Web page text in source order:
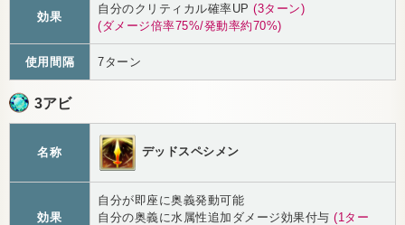
効果
自分のクリティカル確率UP (3ターン)
(ダメージ倍率75%/発動率約70%)
使用間隔 7ターン
3アビ
名称 デッドスペシメン
効果
自分が即座に奥義発動可能
自分の奥義に水属性追加ダメージ効果付与 (1ター